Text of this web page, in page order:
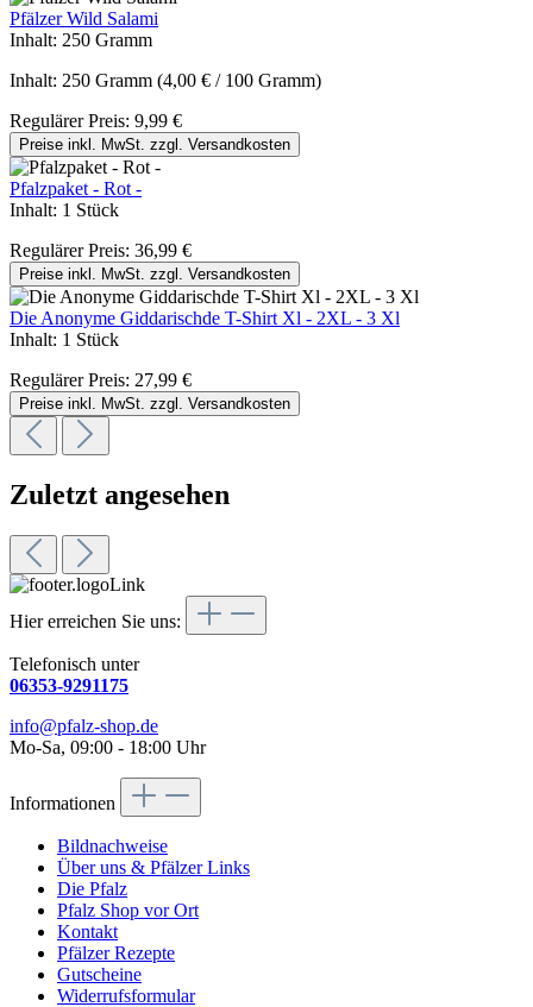
Pfälzer Wild Salami
Inhalt: 250 Gramm
Inhalt: 250 Gramm (4,00 € / 100 Gramm)
Regulärer Preis: 9,99 €
Preise inkl. MwSt. zzgl. Versandkosten
Pfalzpaket - Rot -
Inhalt: 1 Stück
Regulärer Preis: 36,99 €
Preise inkl. MwSt. zzgl. Versandkosten
Die Anonyme Giddarischde T-Shirt Xl - 2XL - 3 Xl
Inhalt: 1 Stück
Regulärer Preis: 27,99 €
Preise inkl. MwSt. zzgl. Versandkosten
Zuletzt angesehen
Hier erreichen Sie uns:
Telefonisch unter
06353-9291175
info@pfalz-shop.de
Mo-Sa, 09:00 - 18:00 Uhr
Informationen
Bildnachweise
Über uns & Pfälzer Links
Die Pfalz
Pfalz Shop vor Ort
Kontakt
Pfälzer Rezepte
Gutscheine
Widerrufsformular